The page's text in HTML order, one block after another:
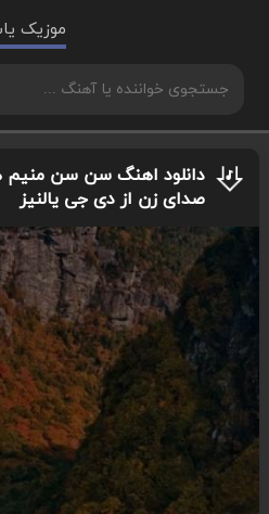
موزیک
دانلود اهنگ سن سن منیم
صدای زن از دی جی یالنیز